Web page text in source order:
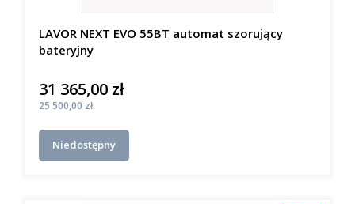
LAVOR NEXT EVO 55BT automat szorujący
bateryjny
Cena
31 365,00 zł
Cena
25 500,00 zł
Niedostępny